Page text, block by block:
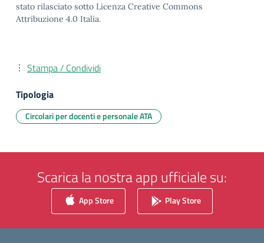
stato rilasciato sotto Licenza Creative Commons
Attribuzione 4.0 Italia.
Stampa / Condividi
Tipologia
Circolari per docenti e personale ATA
Scarica la nostra app ufficiale su:
App Store Play Store